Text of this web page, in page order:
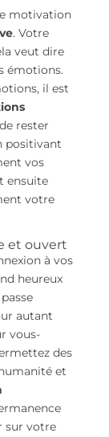
motivation
. Votre
veut dire
émotions.
il est
rester
positivant
vos
ensuite
votre
et ouvert
à vos
heureux
autant
vous-
des
et
sur votre